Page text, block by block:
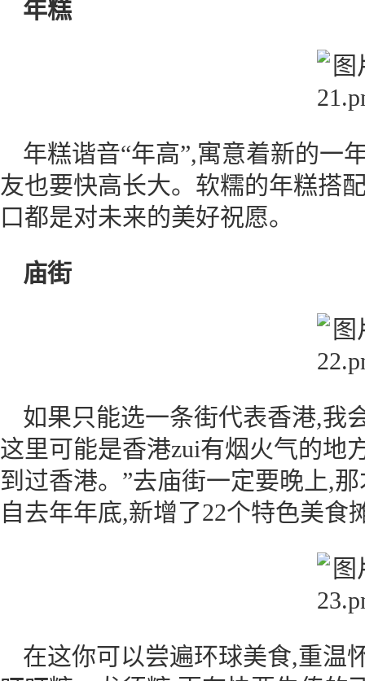
年糕
年糕谐音“年高”,寓意着新的一
友也要快高长大。软糯的年糕搭
口都是对未来的美好祝愿。
庙街
如果只能选一条街代表香港,我
这里可能是香港zui有烟火气的地
到过香港。”去庙街一定要晚上,
自去年年底,新增了22个特色美食
在这你可以尝遍环球美食,重温